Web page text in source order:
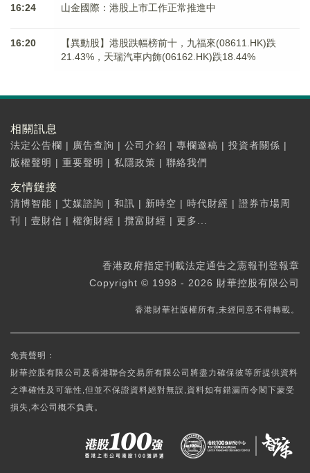
16:24 山金國際：港股上市工作正常推進中
16:20
【異動股】港股跌幅榜前十，九福來(08611.HK)跌
21.43%，天瑞汽車内飾(06162.HK)跌18.44%
相關訊息
法定公告欄 | 廣告查詢 | 公司介紹 | 專欄邀稿 | 投資者關係 |
版權聲明 | 重要聲明 | 私隱政策 | 聯絡我們
友情鏈接
清博智能 | 艾媒諮詢 | 和訊 | 新時空 | 時代財經 | 證券市場周
刊
| 壹財信 | 權衡財經 | 攬富財經 | 更多...
香港政府指定刊載法定通告之憲報刊登報章
Copyright © 1998 - 2026 財華控股有限公司
香港財華社版權所有,未經同意不得轉載。
免責聲明：
財華控股有限公司及香港聯合交易所有限公司將盡力確保彼等所提供資料
之準確性及可靠性,但並不保證資料絕對無誤,資料如有錯漏而令閣下蒙受
損失,本公司概不負責。